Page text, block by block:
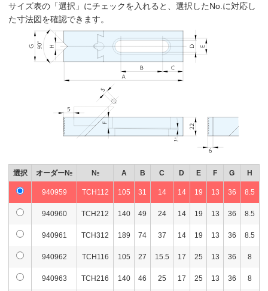
サイズ表の「選択」にチェックを入れると、選択したNo.に対応し
た寸法図を確認できます。
選択 オーダー№ № A B C D E F G H
940959 TCH112 105 31 14 14 19 13 36 8.5
940960 TCH212 140 49 24 14 19 13 36 8.5
940961 TCH312 189 74 37 14 19 13 36 8.5
940962 TCH116 105 27 15.5 17 25 13 36 8
940963 TCH216 140 46 25 17 25 13 36 8